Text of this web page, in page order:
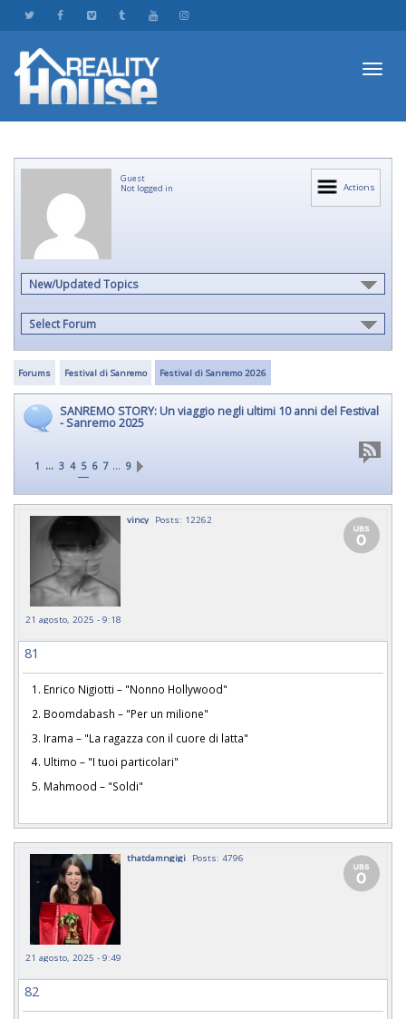
Actions
Guest
Not logged in
New/Updated Topics
Select Forum
Forums Festival di Sanremo Festival di Sanremo 2026
SANREMO STORY: Un viaggio negli ultimi 10 anni del Festival
- Sanremo 2025
1 ... 3 4 5 6 7 … 9
vincy Posts: 12262
21 agosto, 2025 - 9:18
81
1. Enrico Nigiotti – "Nonno Hollywood"
2. Boomdabash – "Per un milione"
3. Irama – "La ragazza con il cuore di latta"
4. Ultimo – "I tuoi particolari"
5. Mahmood – "Soldi"
thatdamngigi Posts: 4796
21 agosto, 2025 - 9:49
82